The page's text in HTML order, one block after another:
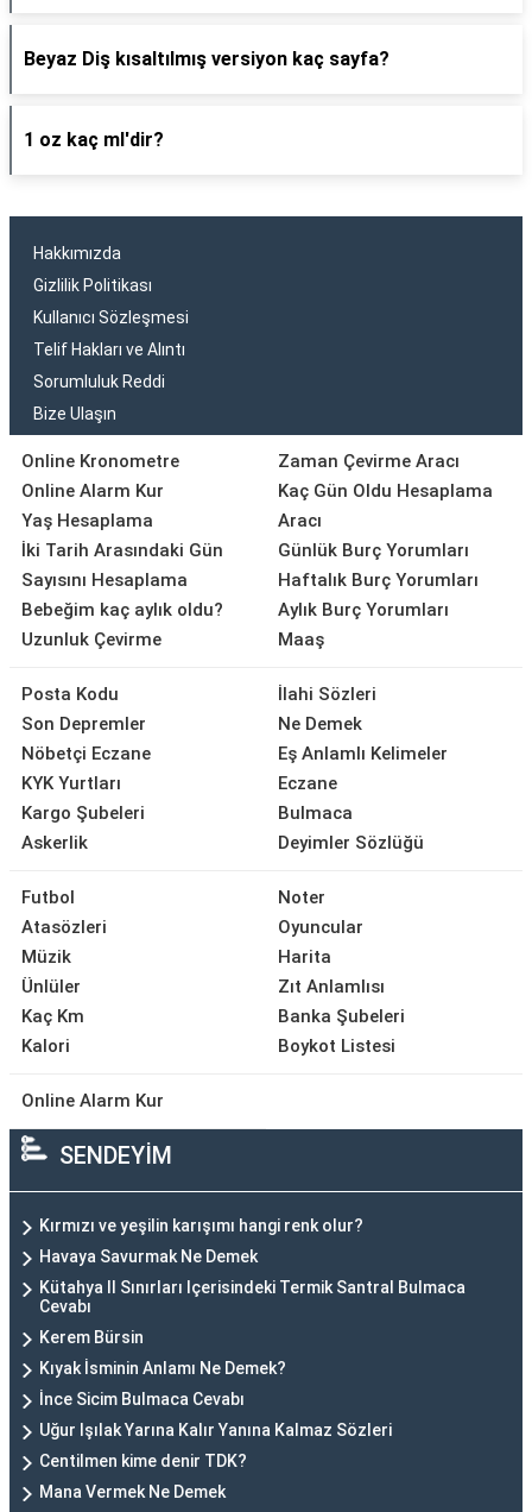
Beyaz Diş kısaltılmış versiyon kaç sayfa?
1 oz kaç ml'dir?
Hakkımızda
Gizlilik Politikası
Kullanıcı Sözleşmesi
Telif Hakları ve Alıntı
Sorumluluk Reddi
Bize Ulaşın
Online Kronometre
Online Alarm Kur
Yaş Hesaplama
İki Tarih Arasındaki Gün
Sayısını Hesaplama
Bebeğim kaç aylık oldu?
Uzunluk Çevirme
Zaman Çevirme Aracı
Kaç Gün Oldu Hesaplama
Aracı
Günlük Burç Yorumları
Haftalık Burç Yorumları
Aylık Burç Yorumları
Maaş
Posta Kodu
Son Depremler
Nöbetçi Eczane
KYK Yurtları
Kargo Şubeleri
Askerlik
İlahi Sözleri
Ne Demek
Eş Anlamlı Kelimeler
Eczane
Bulmaca
Deyimler Sözlüğü
Futbol
Atasözleri
Müzik
Ünlüler
Kaç Km
Kalori
Noter
Oyuncular
Harita
Zıt Anlamlısı
Banka Şubeleri
Boykot Listesi
Online Alarm Kur
SENDEYİM
Kırmızı ve yeşilin karışımı hangi renk olur?
Havaya Savurmak Ne Demek
Kütahya Il Sınırları Içerisindeki Termik Santral Bulmaca
Cevabı
Kerem Bürsin
Kıyak İsminin Anlamı Ne Demek?
İnce Sicim Bulmaca Cevabı
Uğur Işılak Yarına Kalır Yanına Kalmaz Sözleri
Centilmen kime denir TDK?
Mana Vermek Ne Demek